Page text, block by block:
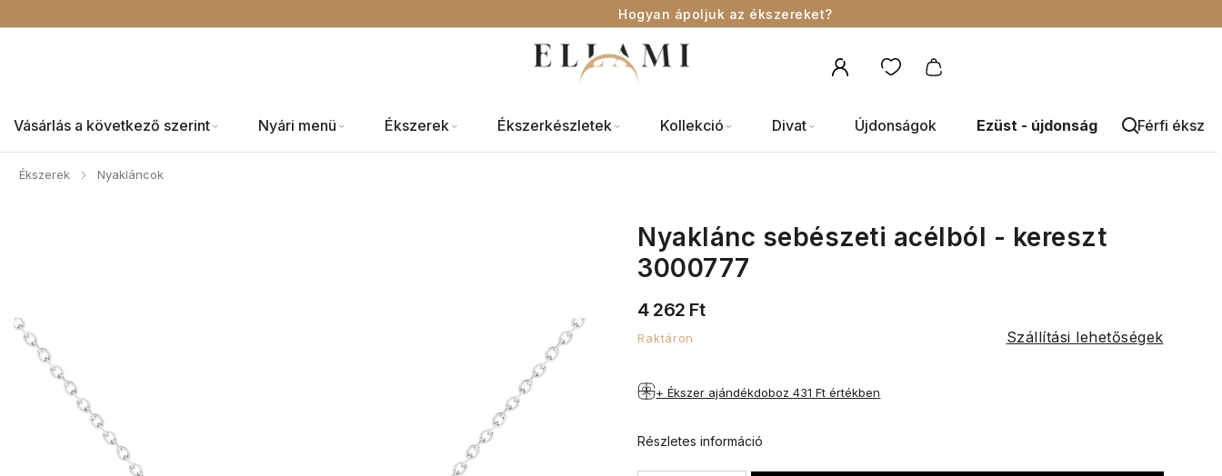
Hogyan ápoljuk az ékszereket?
Vásárlás a következő szerint Nyári menü Ékszerek Ékszerkészletek Kollekció Divat Újdonságok Ezüst - újdonság Férfi
Ékszerek / Nyakláncok
Nyaklánc sebészeti acélból - kereszt
3000777
4 262 Ft
Raktáron Szállítási lehetőségek
+ Ékszer ajándékdoboz431 Ft értékben
Részletes információ